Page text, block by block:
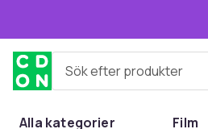
Sök efter produkter
Alla kategorier Film